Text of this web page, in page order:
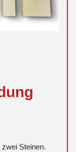
Steinen.